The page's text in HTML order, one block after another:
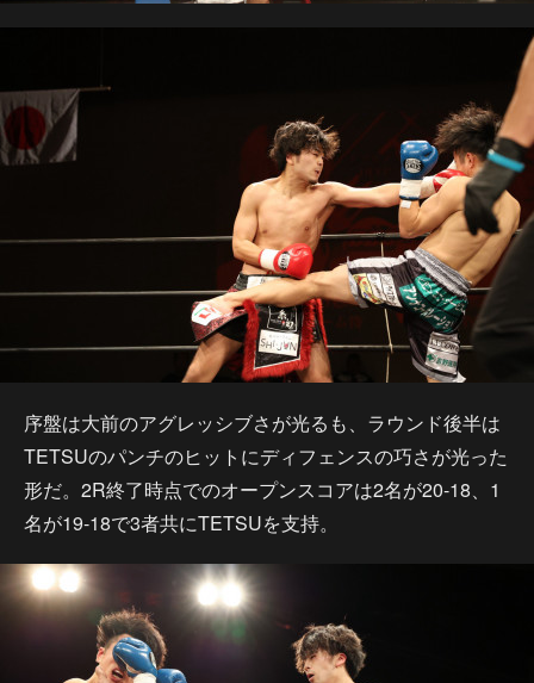
序盤は大前のアグレッシブさが光るも、ラウンド後半は
TETSUのパンチのヒットにディフェンスの巧さが光った
形だ。2R終了時点でのオープンスコアは2名が20-18、1
名が19-18で3者共にTETSUを支持。